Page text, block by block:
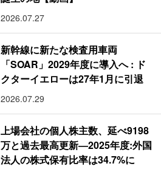
2026.07.27
新幹線に新たな検査用車両
「SOAR」2029年度に導入へ : ド
クターイエローは27年1月に引退
2026.07.29
上場会社の個人株主数、延べ9198
万と過去最高更新―2025年度:外国
法人の株式保有比率は34.7%に